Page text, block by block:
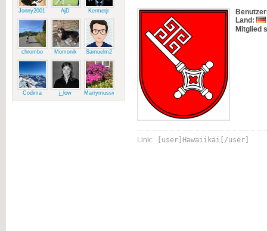
Jonny2001 AjD Kermetjr
chrombo Momonik Samuelm2
Codima j_low Marrymussweg
Land:
Mitglied
Link: [user]Hawaiikai[/user]